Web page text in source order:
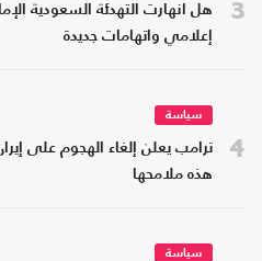
3
هل انهارت التهدئة السعودية
إعلامي واتهامات جديدة
4
سياسة
ترامب يعلن إلغاء الهجوم على
هذه ملامحها
سياسة